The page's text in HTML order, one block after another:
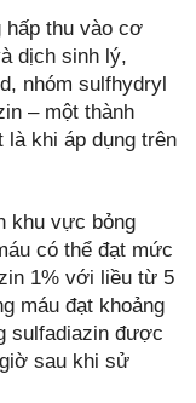
hấp thu vào cơ
dịch sinh lý,
nhóm sulfhydryl
– một thành
là khi áp dụng trên
khu vực bỏng
có thể đạt mức
1% với liều từ 5
máu đạt khoảng
sulfadiazin được
sau khi sử